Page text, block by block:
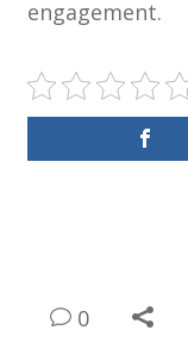
engagement.
0